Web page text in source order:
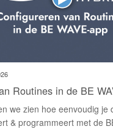
Routines in de BE
we zien hoe eenvoudig je
& programmeert met de